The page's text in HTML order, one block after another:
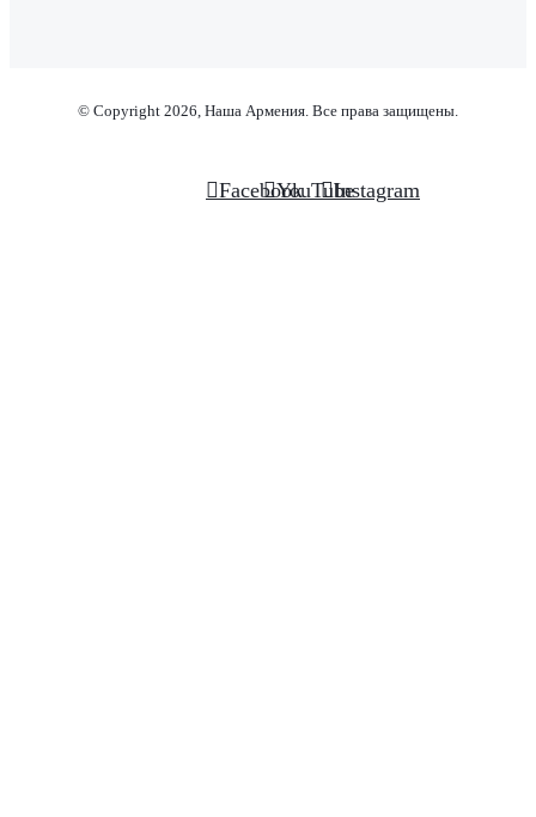
© Copyright 2026, Наша Армения. Все права защищены.
FacebookYouTubeInstagram